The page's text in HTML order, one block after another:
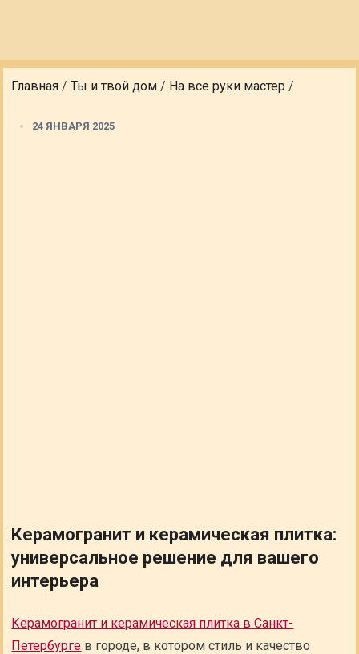
Главная /Ты и твой дом / На все руки мастер /
24 ЯНВАРЯ 2025
Керамогранит и керамическая плитка:
универсальное решение для вашего
интерьера
Керамогранит и керамическая плитка в Санкт-
Петербурге в городе, в котором стиль и качество